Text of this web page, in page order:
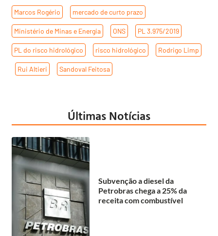
Marcos Rogério mercado de curto prazo
Ministério de Minas e Energia ONS PL 3.975/2019
PL do risco hidrológico risco hidrológico Rodrigo Limp
Rui Altieri Sandoval Feitosa
Últimas Notícias
Subvenção a diesel da
Petrobras chega a 25% da
receita com combustível